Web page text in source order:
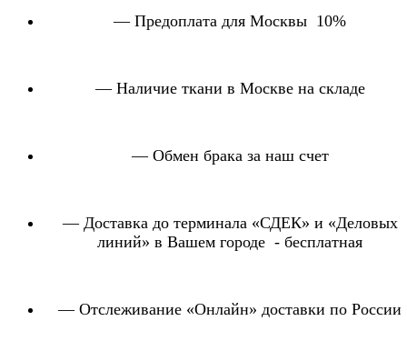
— Предоплата для Москвы 10%
— Наличие ткани в Москве на складе
— Обмен брака за наш счет
— Доставка до терминала «СДЕК» и «Деловых
линий» в Вашем городе - бесплатная
— Отслеживание «Онлайн» доставки по России